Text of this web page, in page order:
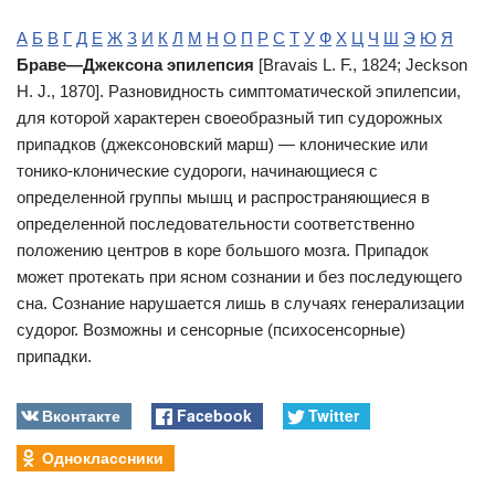
А Б В Г Д Е Ж З И К Л М Н О П Р С Т У Ф Х Ц Ч Ш Э Ю Я
Браве—Джексона эпилепсия [Bravais L. F., 1824; Jeckson
H. J., 1870]. Разновидность симптоматической эпилепсии,
для которой характерен своеобразный тип судорожных
припадков (джексоновский марш) — клонические или
тонико-клонические судороги, начинающиеся с
определенной группы мышц и распространяющиеся в
определенной последовательности соответственно
положению центров в коре большого мозга. Припадок
может протекать при ясном сознании и без последующего
сна. Сознание нарушается лишь в случаях генерализации
судорог. Возможны и сенсорные (психосенсорные)
припадки.
Вконтакте Facebook
Twitter
Одноклассники